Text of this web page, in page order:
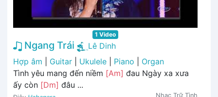
1 Video
Ngang Trái
Lê Dinh
Hợp âm
Guitar Ukulele Piano
Organ
Tình yêu mang đến niềm [Am] đau Ngày xa xưa
ấy còn [Dm] đâu ...
Nhạc Trữ Tình